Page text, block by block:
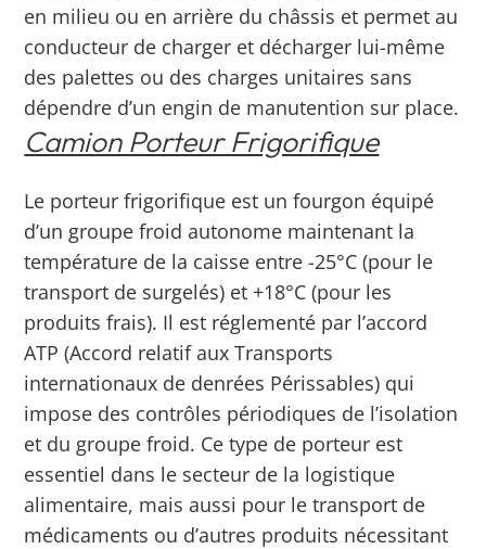
en milieu ou en arrière du châssis et permet au
conducteur de charger et décharger lui-même
des palettes ou des charges unitaires sans
dépendre d’un engin de manutention sur place.
Camion Porteur Frigorifique
Le porteur frigorifique est un fourgon équipé
d’un groupe froid autonome maintenant la
température de la caisse entre -25°C (pour le
transport de surgelés) et +18°C (pour les
produits frais). Il est réglementé par l’accord
ATP (Accord relatif aux Transports
internationaux de denrées Périssables) qui
impose des contrôles périodiques de l’isolation
et du groupe froid. Ce type de porteur est
essentiel dans le secteur de la logistique
alimentaire, mais aussi pour le transport de
médicaments ou d’autres produits nécessitant